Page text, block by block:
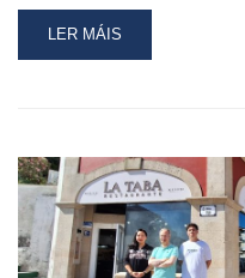
READ
MORE
XA
CUN
PUNTO
DE
AUTORREPARACIÓN
LER MÁIS